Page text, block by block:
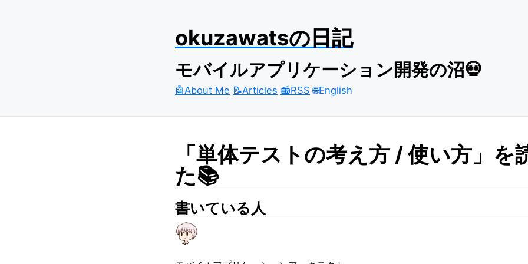
okuzawatsの日記
モバイルアプリケーション開発の沼💀
🤖About Me 📝Articles 📻RSS 🌐English
「単体テストの考え方 / 使い方」を
た📚
書いている人